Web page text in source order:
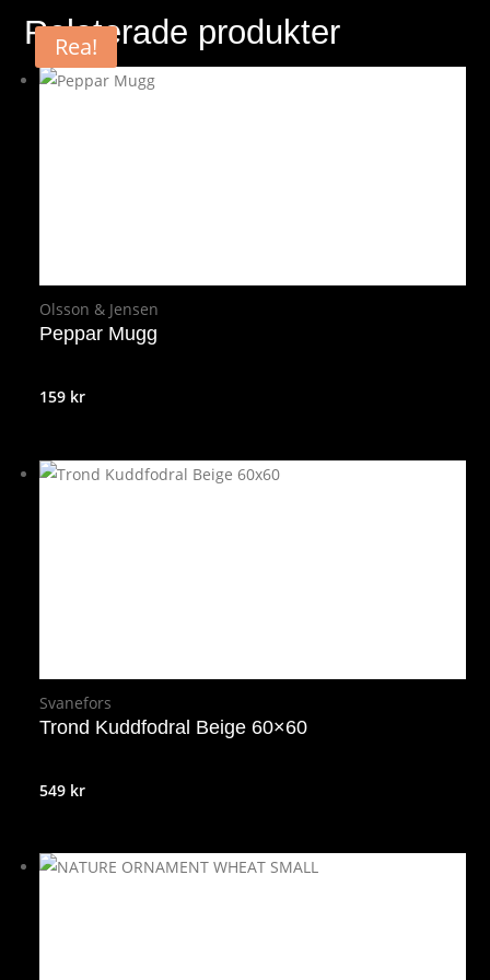
Relaterade produkter
Olsson & Jensen
Peppar Mugg
159 kr
Svanefors
Trond Kuddfodral Beige 60×60
549 kr
Rea!